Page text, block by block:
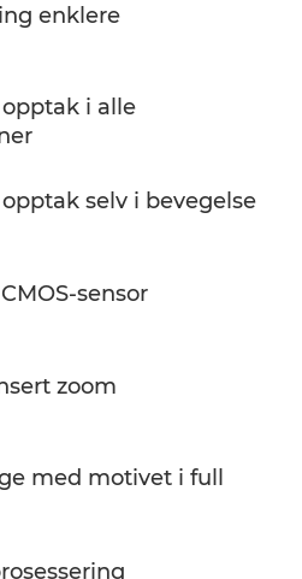
enklere
i alle
selv i bevegelse
sensor
zoom
med motivet i full